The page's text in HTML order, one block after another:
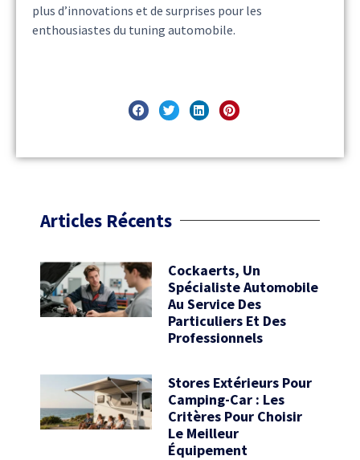
Articles Récents
Cockaerts, Un
Spécialiste Automobile
Au Service Des
Particuliers Et Des
Professionnels
Stores Extérieurs Pour
Camping-Car : Les
Critères Pour Choisir
Le Meilleur
Équipement
plus d’innovations et de surprises pour les
enthousiastes du tuning automobile.